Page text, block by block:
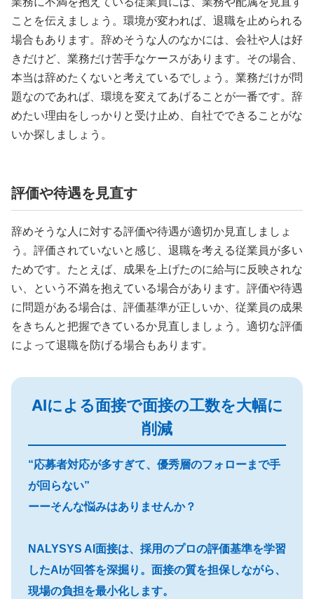
ことを伝えましょう。環境が変われば、退職を止められる
場合もあります。辞めそうな人のなかには、会社や人は好
きだけど、業務だけ苦手なケースがあります。その場合、
本当は辞めたくないと考えているでしょう。業務だけが問
題なのであれば、環境を変えてあげることが一番です。辞
めたい理由をしっかりと受け止め、自社でできることがな
いか探しましょう。
評価や待遇を見直す
辞めそうな人に対する評価や待遇が適切か見直しましょ
う。評価されていないと感じ、退職を考える従業員が多い
ためです。たとえば、成果を上げたのに給与に反映されな
い、という不満を抱えている場合があります。評価や待遇
に問題がある場合は、評価基準が正しいか、従業員の成果
をきちんと把握できているか見直しましょう。適切な評価
によって退職を防げる場合もあります。
AIによる面接で面接の工数を大幅に
削減
“応募者対応が多すぎて、優秀層のフォローまで手
が回らない”
ーーそんな悩みはありませんか？
NALYSYS AI面接は、採用のプロの評価基準を学習
したAIが回答を深掘り。面接の質を担保しながら、
現場の負担を最小化します。